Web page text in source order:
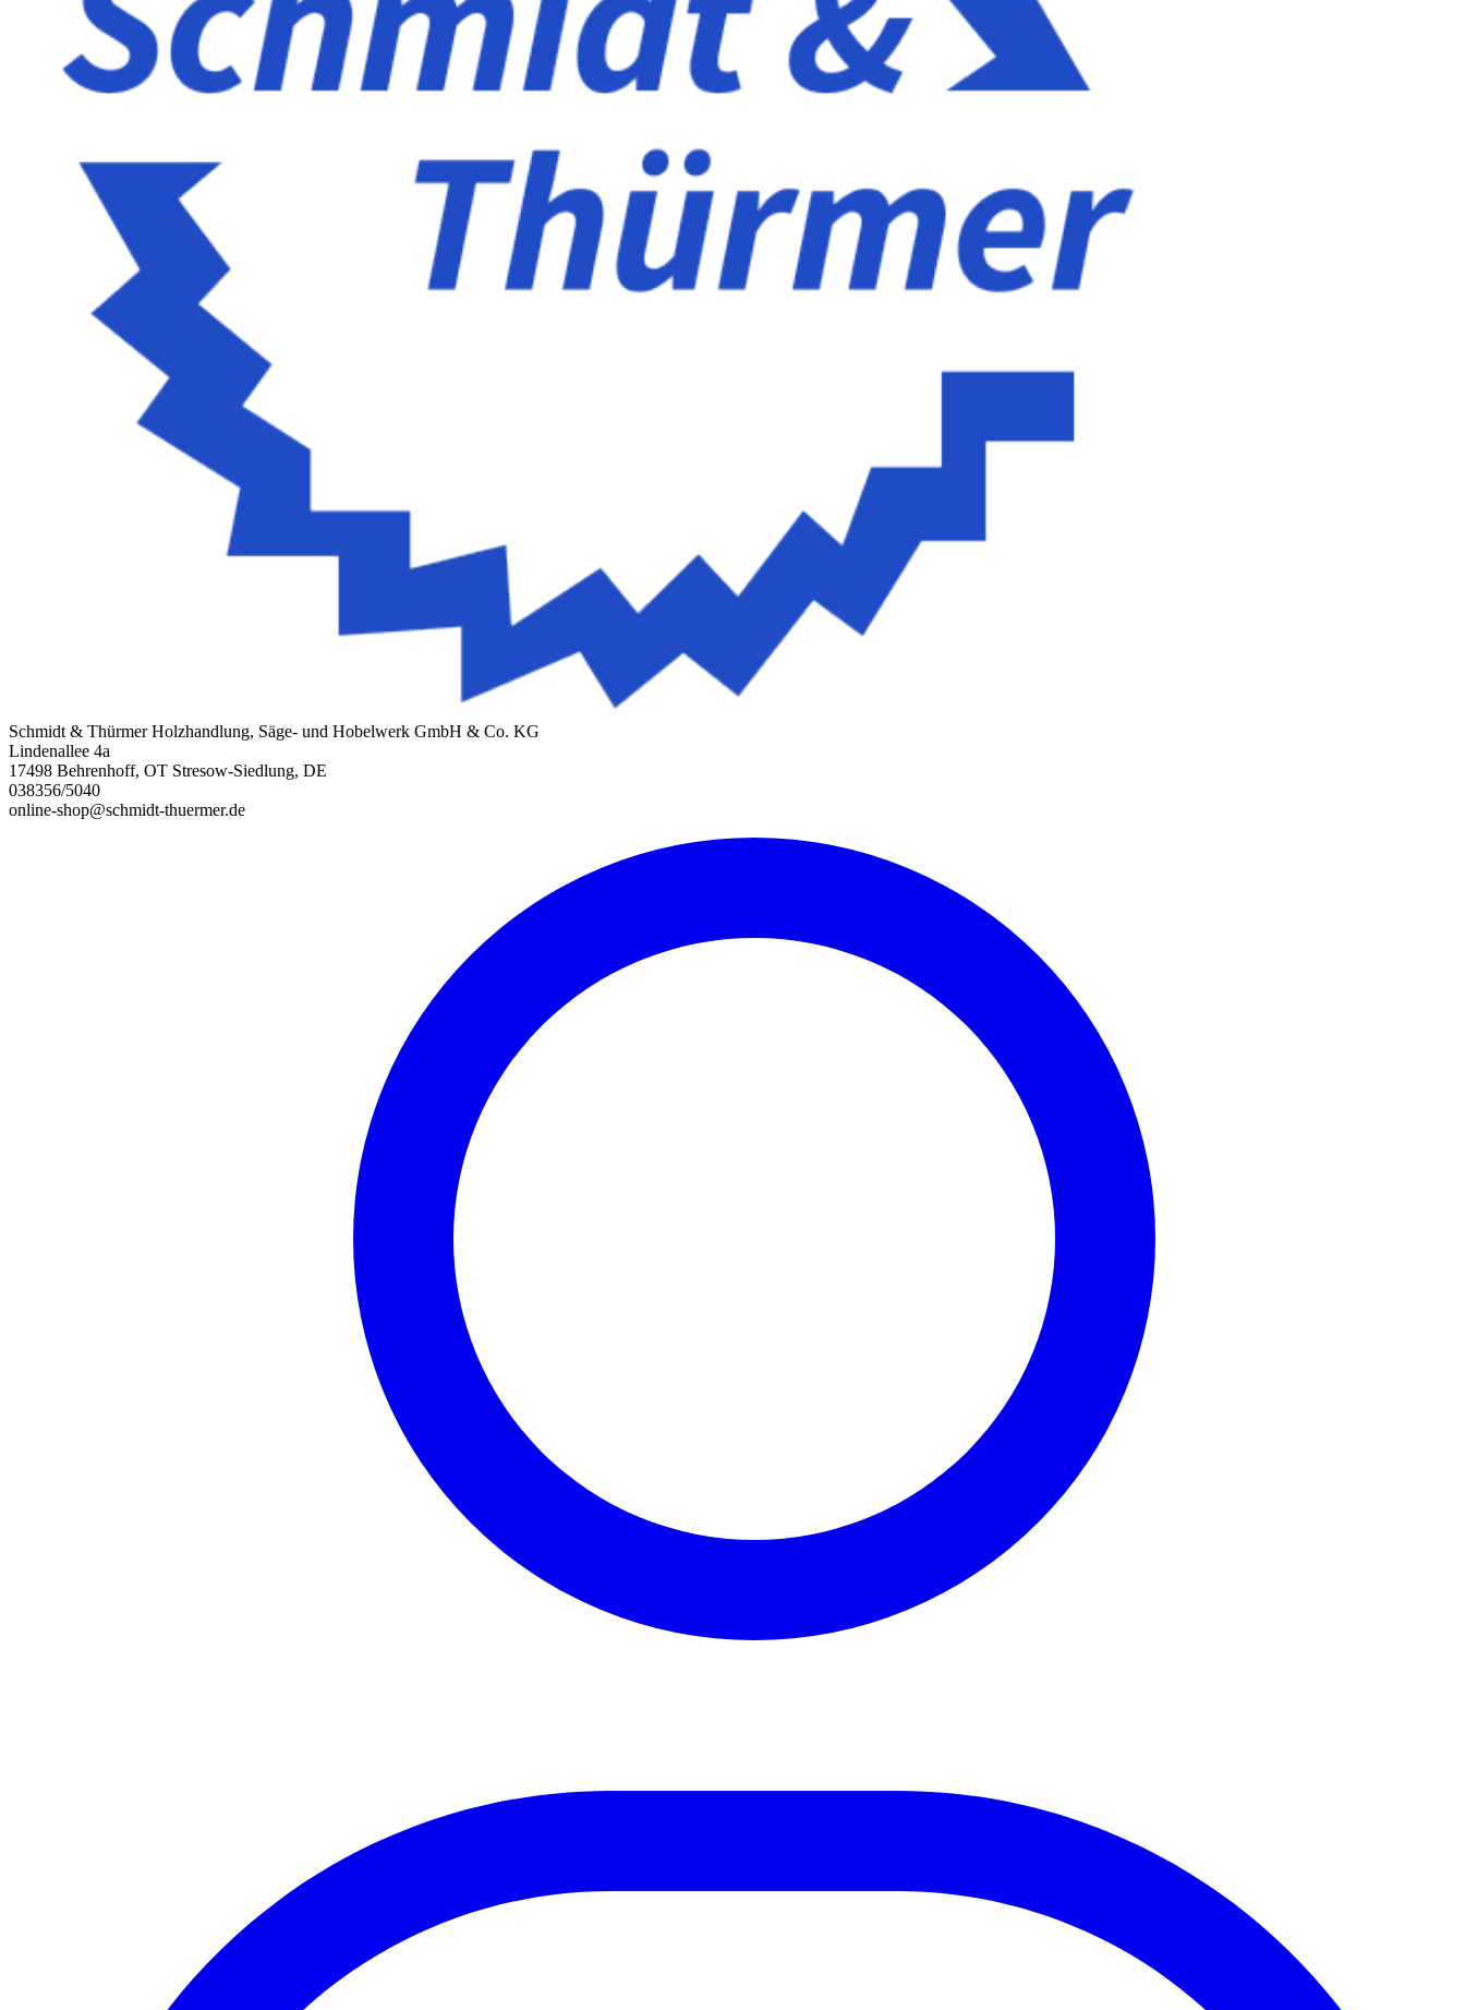
Schmidt & Thürmer Holzhandlung, Säge- und Hobelwerk GmbH & Co. KG
Lindenallee 4a
17498 Behrenhoff, OT Stresow-Siedlung, DE
038356/5040
online-shop@schmidt-thuermer.de